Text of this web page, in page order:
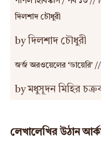
দিলশাদ চৌধুরী
by দিলশাদ চৌধুরী
জর্জ অরওয়েলের ‘ডায়েরি’
by মধুসূদন মিহির
লেখালেখির উঠান